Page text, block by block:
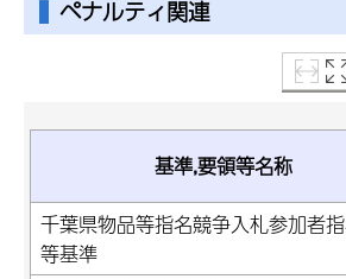
ペナルティ関連
基準,要領等名称
千葉県物品等指名競争入札参加者
等基準